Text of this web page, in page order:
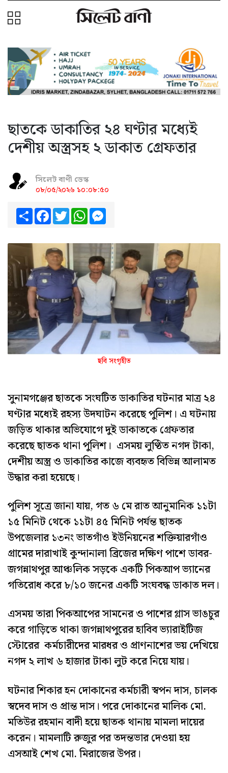
ছাতকে ডাকাতির ২৪ ঘণ্টার মধ্যেই
দেশীয় অস্ত্রসহ ২ ডাকাত গ্রেফতার
সিলেট বাণী ডেস্ক
০৮/০৫/২০২৬ ১০:০৮:৫০
ShareFacebook
TwitterWhatsApp
ছবি সংগৃহীত
সুনামগঞ্জের ছাতকে সংঘটিত ডাকাতির ঘটনার মাত্র ২৪
ঘণ্টার মধ্যেই রহস্য উদঘাটন করেছে পুলিশ। এ ঘটনায়
জড়িত থাকার অভিযোগে দুই ডাকাতকে গ্রেফতার
করেছে ছাতক থানা পুলিশ। এসময় লুণ্ঠিত নগদ টাকা,
দেশীয় অস্ত্র ও ডাকাতির কাজে ব্যবহৃত বিভিন্ন আলামত
উদ্ধার করা হয়েছে।
পুলিশ সূত্রে জানা যায়, গত ৬ মে রাত আনুমানিক ১১টা
১৫ মিনিট থেকে ১১টা ৪৫ মিনিট পর্যন্ত ছাতক
উপজেলার ১৩নং ভাতগাঁও ইউনিয়নের শক্তিয়ারগাঁও
গ্রামের দারাখাই কুন্দানালা ব্রিজের দক্ষিণ পাশে ডাবর-
জগন্নাথপুর আঞ্চলিক সড়কে একটি পিকআপ ভ্যানের
গতিরোধ করে ৮/১০ জনের একটি সংঘবদ্ধ ডাকাত দল।
এসময় তারা পিকআপের সামনের ও পাশের গ্লাস ভাঙচুর
করে গাড়িতে থাকা জগন্নাথপুরের হাবিব ভ্যারাইটিজ
স্টোরের কর্মচারীদের মারধর ও প্রাণনাশের ভয় দেখিয়ে
নগদ ২ লাখ ৬ হাজার টাকা লুট করে নিয়ে যায়।
ঘটনার শিকার হন দোকানের কর্মচারী স্বপন দাস, চালক
স্বদেব দাস ও প্রান্ত দাস। পরে দোকানের মালিক মো.
মতিউর রহমান বাদী হয়ে ছাতক থানায় মামলা দায়ের
করেন। মামলাটি রুজুর পর তদন্তভার দেওয়া হয়
এসআই শেখ মো. মিরাজের উপর।